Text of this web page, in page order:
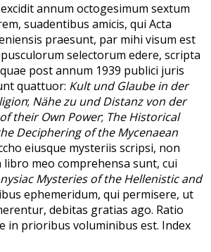
annum octogesimum sextum
suadentibus amicis, qui Acta
praesunt, par mihi visum est
selectorum edere, scripta
post annum 1939 publici juris
quattuor: Kult und Glaube in der
; Nähe zu und Distanz von der
their Own Power; The Historical
Deciphering of the Mycenaean
eiusque mysteriis scripsi, non
meo comprehensa sunt, cui
Mysteries of the Hellenistic and
ephemeridum, qui permisere, ut
debitas gratias ago. Ratio
in prioribus voluminibus est. Index